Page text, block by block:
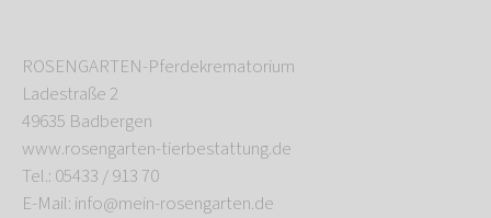
ROSENGARTEN-Pferdekrematorium
Ladestraße 2
49635 Badbergen
www.rosengarten-tierbestattung.de
Tel.: 05433 / 913 70
E-Mail: info@mein-rosengarten.de